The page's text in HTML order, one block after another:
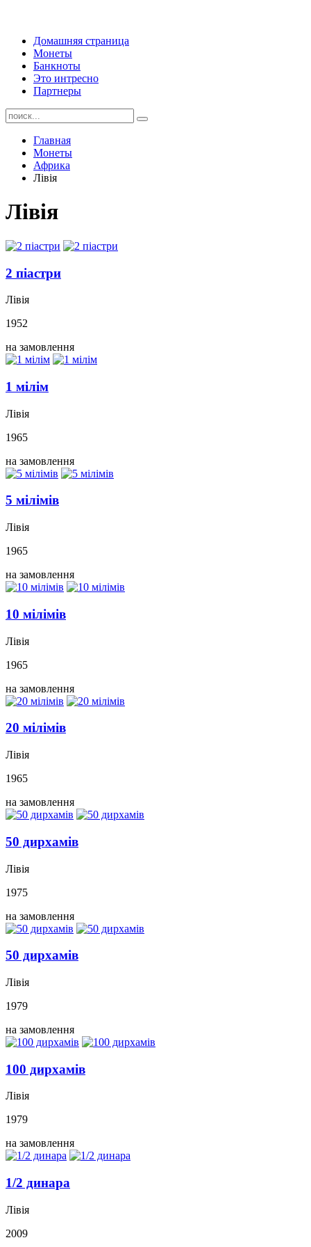
Домашняя страница
Монеты
Банкноты
Это интресно
Партнеры
Главная
Монеты
Африка
Лівія
Лівія
2 піастри
Лівія
1952
на замовлення
1 мілім
Лівія
1965
на замовлення
5 мілімів
Лівія
1965
на замовлення
10 мілімів
Лівія
1965
на замовлення
20 мілімів
Лівія
1965
на замовлення
50 дирхамів
Лівія
1975
на замовлення
50 дирхамів
Лівія
1979
на замовлення
100 дирхамів
Лівія
1979
на замовлення
1/2 динара
Лівія
2009